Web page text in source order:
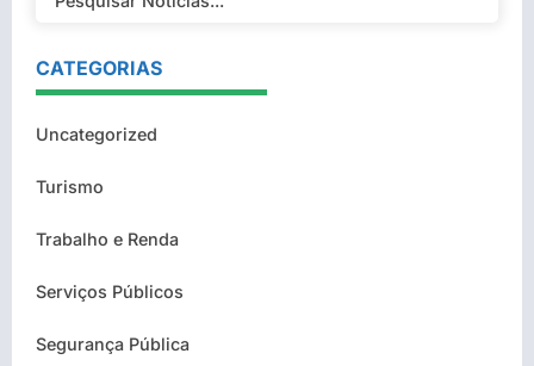
CATEGORIAS
Uncategorized
Turismo
Trabalho e Renda
Serviços Públicos
Segurança Pública